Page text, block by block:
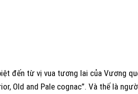
đến từ vị vua tương lai của Vương
Old and Pale cognac”. Và thế là